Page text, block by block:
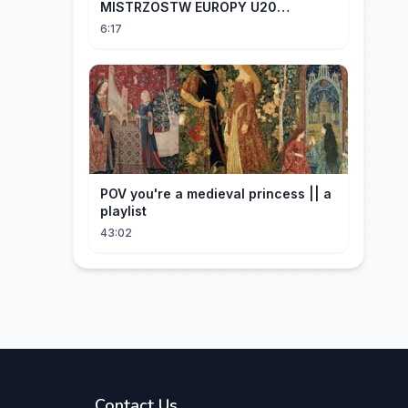
MISTRZOSTW EUROPY U20
SZTAFETY 4 X 100 METRÓW KOBIET
6:17
POV you're a medieval princess || a
playlist
43:02